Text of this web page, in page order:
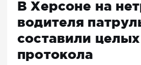
В Херсоне на
водителя
составили
протокола